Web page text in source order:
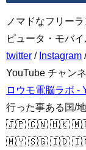
ノマドなフリー
ピュータ・モバ
twitter / Instagram
YouTube チャン
ロウモ電脳ラボ -
行った事ある国/
🇯🇵 🇨🇳 🇭🇰
🇲🇾 🇸🇬 🇮🇩